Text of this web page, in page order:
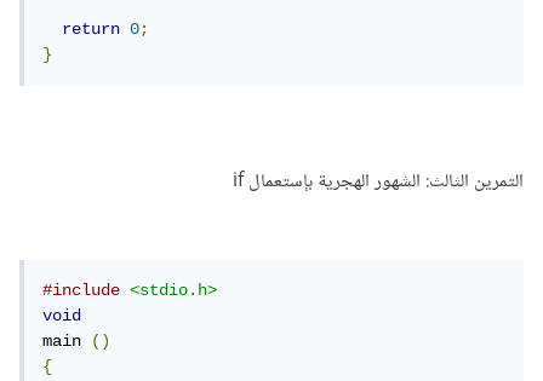
return 0;
}
التمرين الثالث: الشهور الهجرية بإستعمال if
#include
<stdio.h>
void
main ()
{